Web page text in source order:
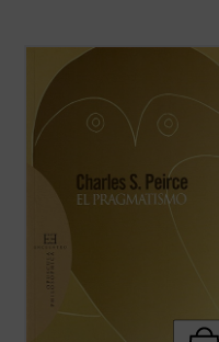
En los últimos años de su vida, Charles S.
Peirce, «el intelecto más original y versátil
que América ha producido», retoma
muchas cuestiones dentro de su evolución
intelectual y trata de dar una forma
definitiva al sistema de su pensamiento. ...